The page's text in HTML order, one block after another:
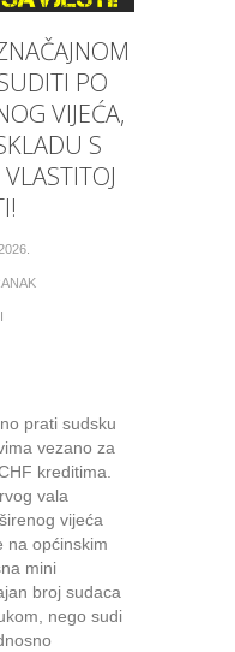
PO
VIJEĆA,
S
prati sudsku
vezano za
kreditima.
vala
vijeća
na općinskim
mini
broj sudaca
nego sudi